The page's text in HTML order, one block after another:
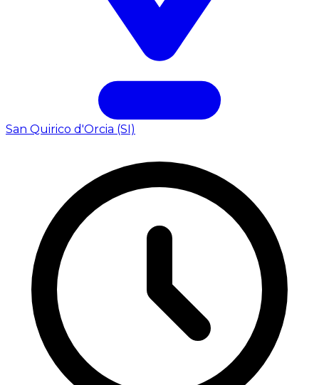
San Quirico d'Orcia (SI)